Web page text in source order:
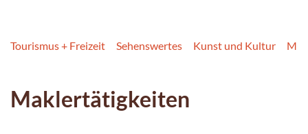
Tourismus + Freizeit Sehenswertes Kunst und Kultur
Maklertätigkeiten